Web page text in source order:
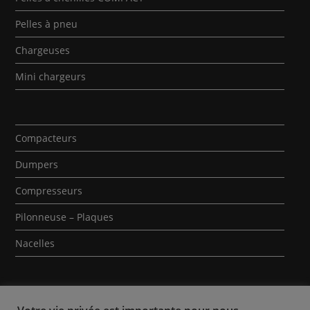
Pelles à pneu
Chargeuses
Mini chargeurs
Compacteurs
Dumpers
Compresseurs
Pilonneuse – Plaques
Nacelles